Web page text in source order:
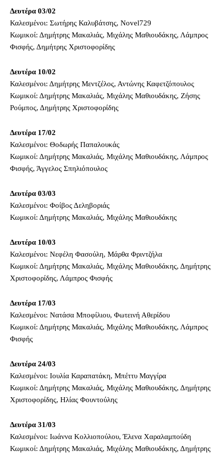
Δευτέρα 03/02
Καλεσμένοι: Σωτήρης Καλυβάτσης, Novel729
Κωμικοί: Δημήτρης Μακαλιάς, Μιχάλης Μαθιουδάκης, Λάμπρος
Φισφής, Δημήτρης Χριστοφορίδης
Δευτέρα 10/02
Καλεσμένοι: Δημήτρης Μεντζέλος, Αντώνης Καφετζόπουλος
Κωμικοί: Δημήτρης Μακαλιάς, Μιχάλης Μαθιουδάκης, Ζήσης
Ρούμπος, Δημήτρης Χριστοφορίδης
Δευτέρα 17/02
Καλεσμένοι: Θοδωρής Παπαλουκάς
Κωμικοί: Δημήτρης Μακαλιάς, Μιχάλης Μαθιουδάκης, Λάμπρος
Φισφής, Άγγελος Σπηλιόπουλος
Δευτέρα 03/03
Καλεσμένοι: Φοίβος Δεληβοριάς
Κωμικοί: Δημήτρης Μακαλιάς, Μιχάλης Μαθιουδάκης
Δευτέρα 10/03
Καλεσμένοι: Νεφέλη Φασούλη, Μάρθα Φριντζήλα
Κωμικοί: Δημήτρης Μακαλιάς, Μιχάλης Μαθιουδάκης, Δημήτρης
Χριστοφορίδης, Λάμπρος Φισφής
Δευτέρα 17/03
Καλεσμένοι: Νατάσα Μποφίλιου, Φωτεινή Αθερίδου
Κωμικοί: Δημήτρης Μακαλιάς, Μιχάλης Μαθιουδάκης, Λάμπρος
Φισφής
Δευτέρα 24/03
Καλεσμένοι: Ιουλία Καραπατάκη, Μπέττυ Μαγγίρα
Κωμικοί: Δημήτρης Μακαλιάς, Μιχάλης Μαθιουδάκης, Δημήτρης
Χριστοφορίδης, Ηλίας Φουντούλης
Δευτέρα 31/03
Καλεσμένοι: Ιωάννα Κολλιοπούλου, Έλενα Χαραλαμπούδη
Κωμικοί: Δημήτρης Μακαλιάς, Μιχάλης Μαθιουδάκης, Δημήτρης